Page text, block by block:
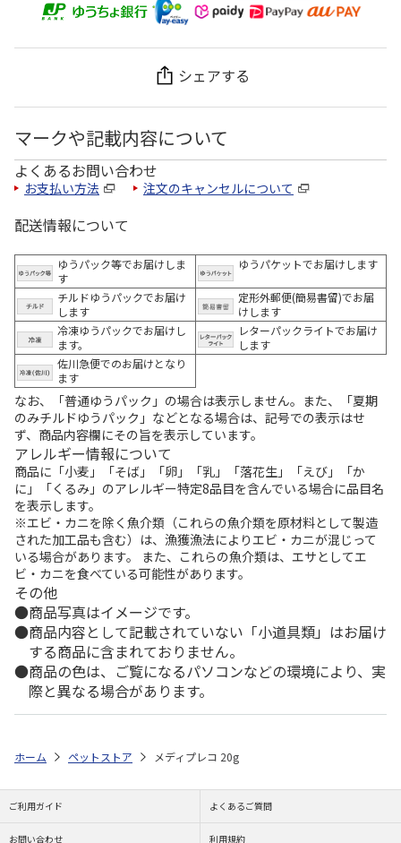
シェアする
マークや記載内容について
よくあるお問い合わせ
お支払い方法 注文のキャンセルについて
配送情報について
ゆうパック等でお届けしま
す
ゆうパケットでお届けします
チルドゆうパックでお届け
します
定形外郵便(簡易書留)でお届
けします
冷凍ゆうパックでお届けし
ます。
レターパックライトでお届け
します
佐川急便でのお届けとなり
ます
なお、「普通ゆうパック」の場合は表示しません。また、「夏期
のみチルドゆうパック」などとなる場合は、記号での表示はせ
ず、商品内容欄にその旨を表示しています。
アレルギー情報について
商品に「小麦」「そば」「卵」「乳」「落花生」「えび」「か
に」「くるみ」のアレルギー特定8品目を含んでいる場合に品目名
を表示します。
※エビ・カニを除く魚介類（これらの魚介類を原材料として製造
された加工品も含む）は、漁獲漁法によりエビ・カニが混じって
いる場合があります。 また、これらの魚介類は、エサとしてエ
ビ・カニを食べている可能性があります。
その他
商品写真はイメージです。
商品内容として記載されていない「小道具類」はお届け
する商品に含まれておりません。
商品の色は、ご覧になるパソコンなどの環境により、実
際と異なる場合があります。
ホーム ペットストア メディプレコ 20g
ご利用ガイド よくあるご質問
お問い合わせ 利用規約